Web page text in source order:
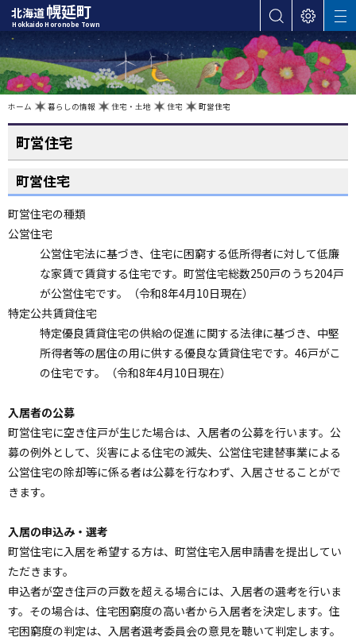
本
文
へ
カ
テ
ゴ
リ
・
ニ
ュ
ー
ゲ
・
メ
ニ
ュ
ー
北海道幌延町
Hokkaido Horonobe Town
表
示
設
定
サ
イ
ト
内
検
索
M
E
N
U
在
置
ホーム 暮らしの情報 住宅・土地 住宅 町営住宅
町営住宅
町営住宅
町営住宅の種類
公営住宅
公営住宅法に基づき、住宅に困窮する低所得者に対して低廉
な家賃で賃貸する住宅です。町営住宅総数250戸のうち204戸
が公営住宅です。（令和8年4月10日現在）
特定公共賃貸住宅
特定優良賃貸住宅の供給の促進に関する法律に基づき、中堅
所得者等の居住の用に供する優良な賃貸住宅です。46戸がこ
の住宅です。（令和8年4月10日現在）
入居者の公募
町営住宅に空き住戸が生じた場合は、入居者の公募を行います。公
募の例外として、災害による住宅の滅失、公営住宅建替事業による
公営住宅の除却等に係る者は公募を行なわず、入居させることがで
きます。
入居の申込み・選考
町営住宅に入居を希望する方は、町営住宅入居申請書を提出してい
ただきます。
申込者が空き住戸の戸数を超える場合には、入居者の選考を行いま
す。その場合は、住宅困窮度の高い者から入居者を決定します。住
宅困窮度の判定は、入居者選考委員会の意見を聴いて判定します。